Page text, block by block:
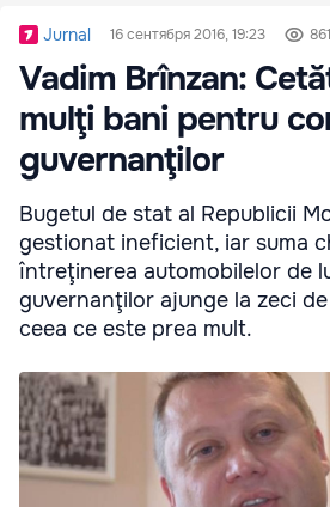
Jurnal 16 сентября 2016, 19:23 861
Vadim Brînzan:
mulţi bani pentru
guvernanţilor
Bugetul de stat al Republicii
gestionat ineficient, iar suma
întreţinerea automobilelor de
guvernanţilor ajunge la zeci
ceea ce este prea mult.